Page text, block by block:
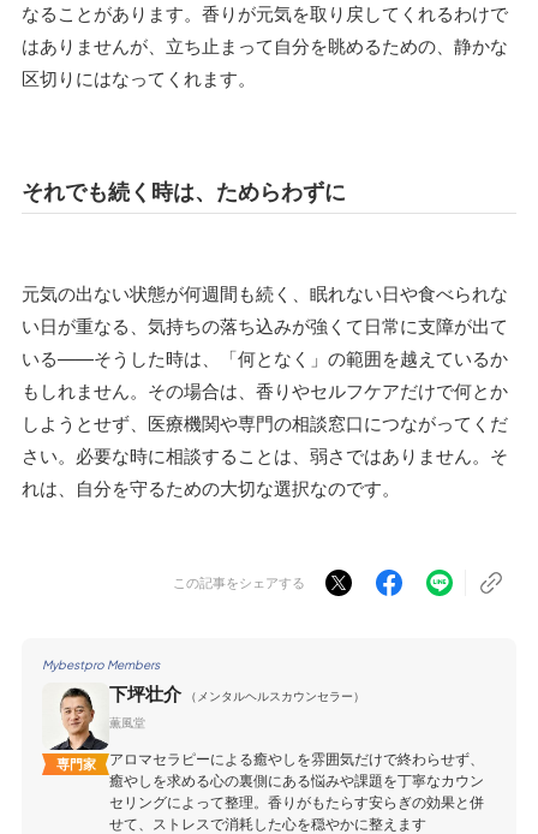
なることがあります。香りが元気を取り戻してくれるわけで
はありませんが、立ち止まって自分を眺めるための、静かな
区切りにはなってくれます。
それでも続く時は、ためらわずに
元気の出ない状態が何週間も続く、眠れない日や食べられな
い日が重なる、気持ちの落ち込みが強くて日常に支障が出て
いる——そうした時は、「何となく」の範囲を越えているか
もしれません。その場合は、香りやセルフケアだけで何とか
しようとせず、医療機関や専門の相談窓口につながってくだ
さい。必要な時に相談することは、弱さではありません。そ
れは、自分を守るための大切な選択なのです。
この記事をシェアする
Mybestpro Members
専門家
下坪壮介
（メンタルヘルスカウンセラー）
薫風堂
アロマセラピーによる癒やしを雰囲気だけで終わらせず、
癒やしを求める心の裏側にある悩みや課題を丁寧なカウン
セリングによって整理。香りがもたらす安らぎの効果と併
せて、ストレスで消耗した心を穏やかに整えます